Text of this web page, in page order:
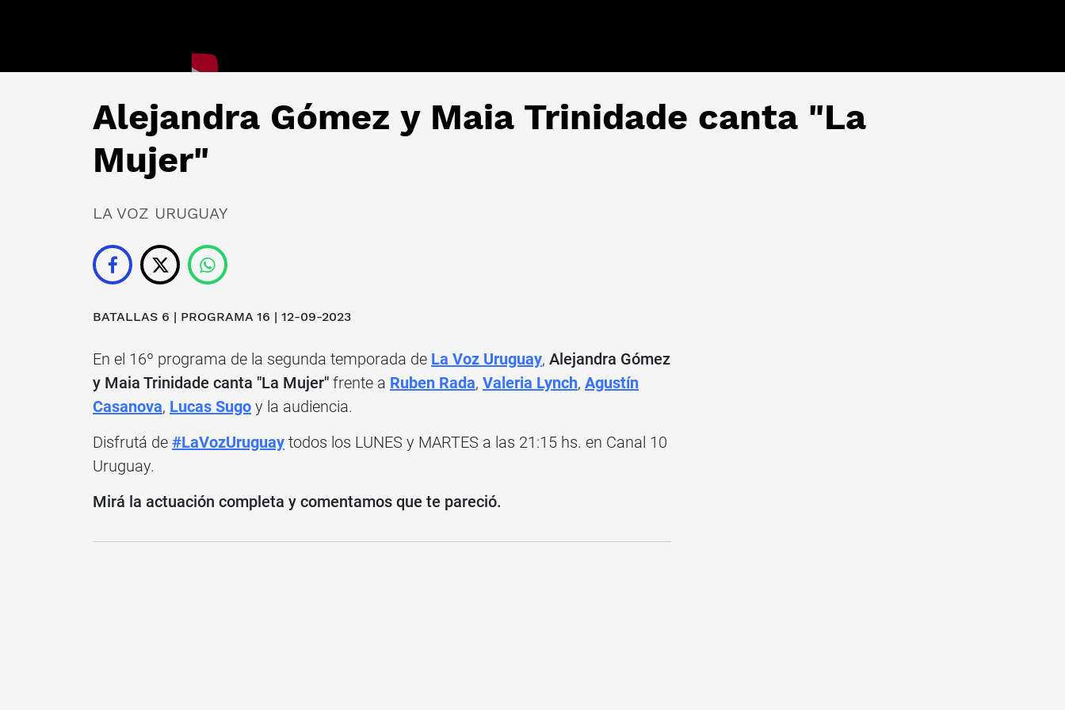
Alejandra Gómez y Maia Trinidade canta "La
Mujer"
LA VOZ URUGUAY
BATALLAS 6 | PROGRAMA 16 | 12-09-2023
En el 16º programa de la segunda temporada de La Voz Uruguay, Alejandra Gómez
y Maia Trinidade canta "La Mujer" frente a Ruben Rada, Valeria Lynch, Agustín
Casanova, Lucas Sugo y la audiencia.
Disfrutá de #LaVozUruguay todos los LUNES y MARTES a las 21:15 hs. en Canal 10
Uruguay.
Mirá la actuación completa y comentamos que te pareció.